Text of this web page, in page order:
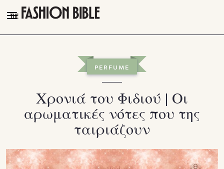
THE FASHION BIBLE
TALK OF THE TOWN
PLEASURES
FOLLOW
PERFUME
Χρονιά του Φιδιού | Οι
αρωματικές νότες που της
ταιριάζουν